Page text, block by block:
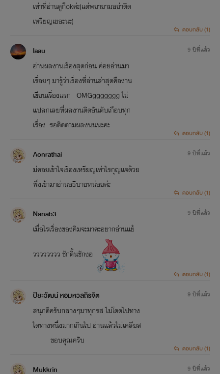
เท่าที่อ่านดูก็okค่ะ(แต่พยายามอย่าติด
เหรียญเยอะนะ)
ตอบกลับ (1)
laau
อ่านผลงานเรื่องสุดก่อน ค่อยอ่านมา
เรื่อยๆ มารู้ว่าเรื่องที่อ่านล่าสุดคืองาน
เขียนเรื่องแรก OMGggggggg ไม่
แปลกเลยที่ผลงานติดอันดับเกือบทุก
เรื่อง รอติดตามผลงนนนะคะ
9 ปีที่แล้ว
ตอบกลับ (1)
Aonrathai
ม่คอยเข้าใจเรื่องเหรียญเท่าไรกุญเเจด้วย
พึ่งเข้ามาอ่านอธิบายหน่อยค่ะ
9 ปีที่แล้ว
ตอบกลับ (1)
Nanab3
เมื่อไรเรื่องของคิมจะมาคะอยากอ่านแย้
วววววววว ชักดิ้นชักงอ
9 ปีที่แล้ว
ตอบกลับ (1)
ปิยะวัฒน์ หอมหวลถิรจิต
สนุกดีครับกลางๆมาทุกรส ไม่โดดไปทาง
ไดทางหนึ่งมากเกินไป อ่านแล้วไม่เคลียส
ขอบคุณครัับ
9 ปีที่แล้ว
ตอบกลับ (1)
Mukkrin 9 ปีที่แล้ว